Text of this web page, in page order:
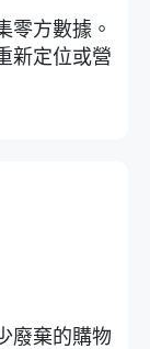
零方數據。
新定位或營
廢棄的購物